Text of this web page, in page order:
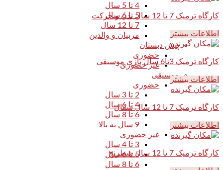
4 تا 5 سال
5 تا 6 سال
7 تا 12 سال
مربیان و والدین
پیش دبستان
حضوری
غیر حضوری
موسیقی
حضوری
2 تا 3 سال
4 تا 6 سال
6 تا 8 سال
9 سال به بالا
غیر حضوری
3 تا 4 سال
5 تا 6 سال
6 تا 8 سال
کارگاه ترمیک 7 تا 12 سال بدن و حرکت
اطلاعات بیشتر
کارگاه ترمیک 3تا6 سال بازی موسیقی
اطلاعات بیشتر
کارگاه ترمیک 7 تا 12 سال سفال
اطلاعات بیشتر
کارگاه ترمیک 7 تا 12 سال شطرنج